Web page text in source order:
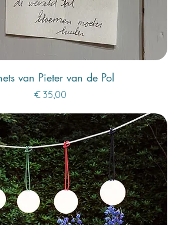
van Pieter van de Pol
Prijs
€ 35,00